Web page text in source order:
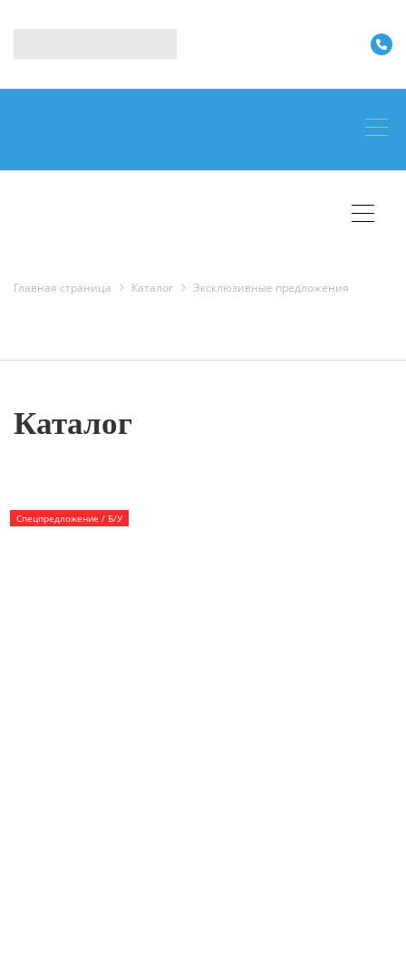
Главная страница Каталог Эксклюзивные предложения
Каталог
Спецпредложение / Б/У